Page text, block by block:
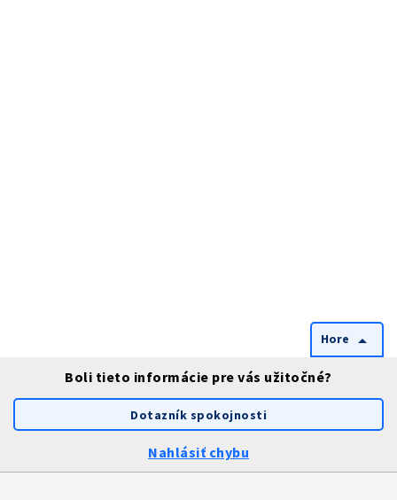
Hore arrow_drop_up
Boli tieto informácie pre vás užitočné?
Dotazník spokojnosti
Nahlásiť chybu